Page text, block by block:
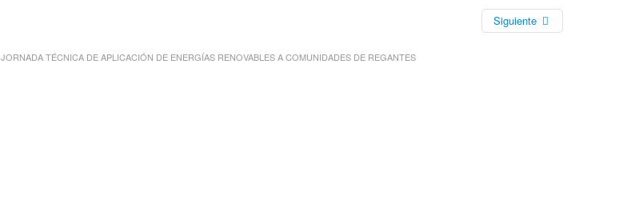
Siguiente
JORNADA TÉCNICA DE APLICACIÓN DE ENERGÍAS RENOVABLES A COMUNIDADES DE REGANTES